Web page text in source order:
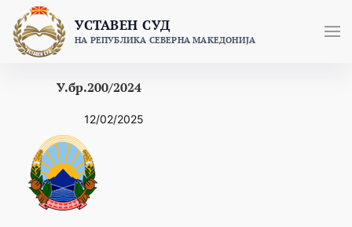
content
УСТАВЕН СУД
НА РЕПУБЛИКА СЕВЕРНА МАКЕДОНИЈА
У.бр.200/2024
12/02/2025